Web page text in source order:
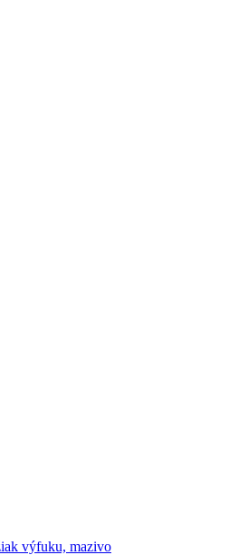
výfuku, mazivo